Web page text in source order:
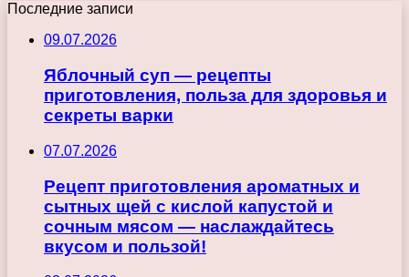
Последние записи
09.07.2026
Яблочный суп — рецепты
приготовления, польза для здоровья и
секреты варки
07.07.2026
Рецепт приготовления ароматных и
сытных щей с кислой капустой и
сочным мясом — наслаждайтесь
вкусом и пользой!